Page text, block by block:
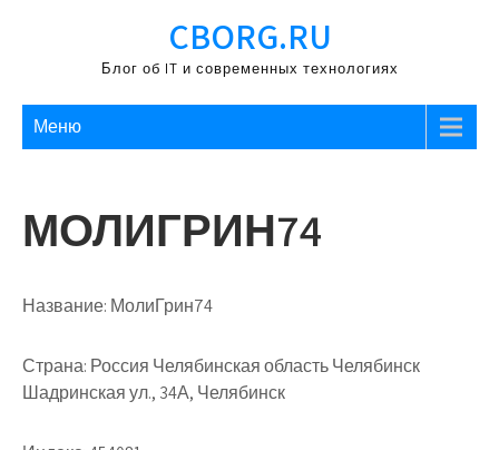
содержимому
CBORG.RU
Блог об IT и современных технологиях
Меню
МОЛИГРИН74
Название: МолиГрин74
Страна: Россия Челябинская область Челябинск
Шадринская ул., 34А, Челябинск